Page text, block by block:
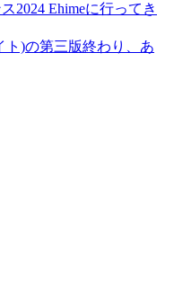
2024 Ehimeに行ってき
ト)の第三版終わり、あ